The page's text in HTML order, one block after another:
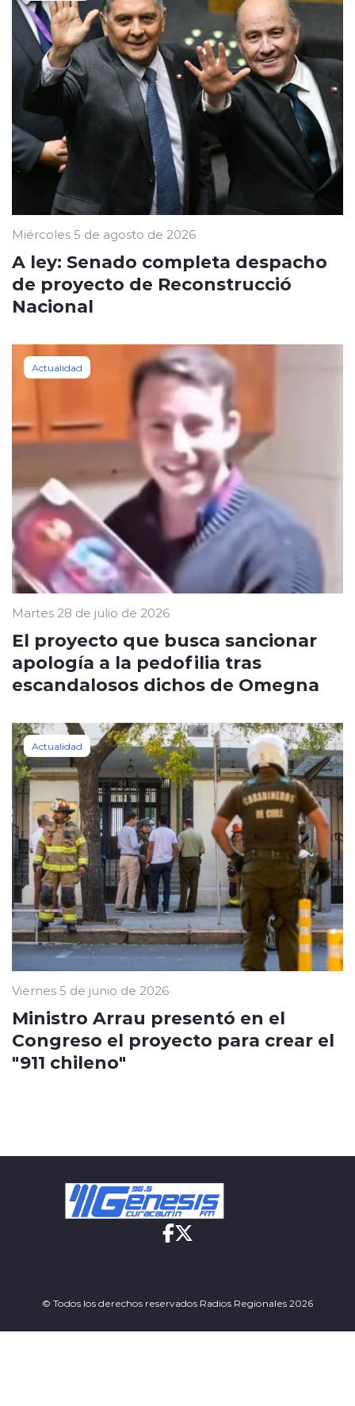
Miércoles 5 de agosto de 2026
A ley: Senado completa despacho
de proyecto de Reconstrucció
Nacional
Actualidad
Martes 28 de julio de 2026
El proyecto que busca sancionar
apología a la pedofilia tras
escandalosos dichos de Omegna
Actualidad
Viernes 5 de junio de 2026
Ministro Arrau presentó en el
Congreso el proyecto para crear el
"911 chileno"
© Todos los derechos reservados Radios Regionales 2026